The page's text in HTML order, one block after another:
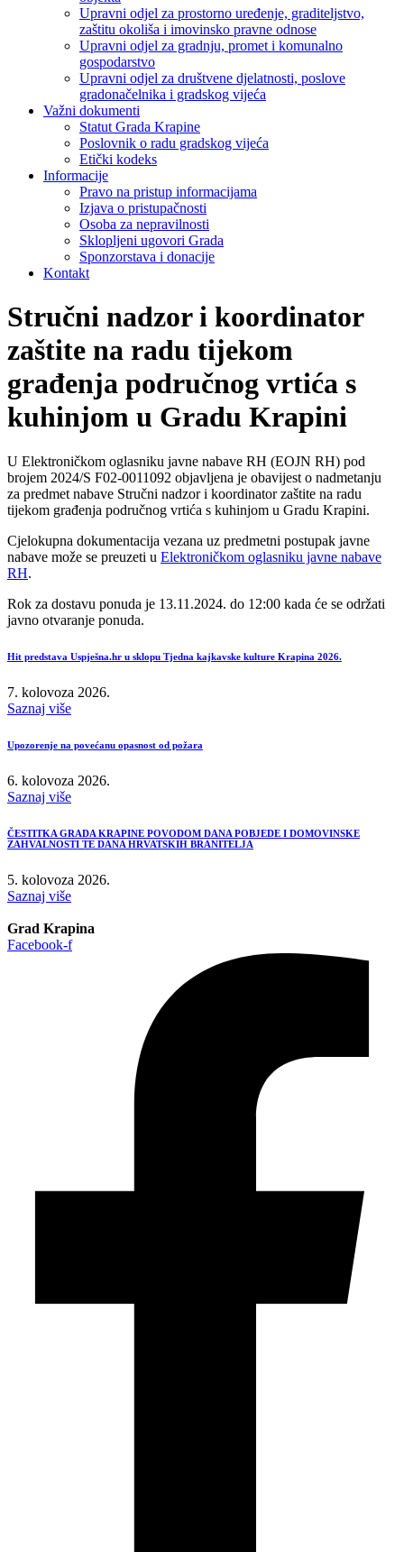
Upravni odjel za prostorno uređenje, graditeljstvo,
zaštitu okoliša i imovinsko pravne odnose
Upravni odjel za gradnju, promet i komunalno
gospodarstvo
Upravni odjel za društvene djelatnosti, poslove
gradonačelnika i gradskog vijeća
Važni dokumenti
Statut Grada Krapine
Poslovnik o radu gradskog vijeća
Etički kodeks
Informacije
Pravo na pristup informacijama
Izjava o pristupačnosti
Osoba za nepravilnosti
Sklopljeni ugovori Grada
Sponzorstava i donacije
Kontakt
Stručni nadzor i koordinator
zaštite na radu tijekom
građenja područnog vrtića s
kuhinjom u Gradu Krapini
U Elektroničkom oglasniku javne nabave RH (EOJN RH) pod
brojem 2024/S F02-0011092 objavljena je obavijest o nadmetanju
za predmet nabave Stručni nadzor i koordinator zaštite na radu
tijekom građenja područnog vrtića s kuhinjom u Gradu Krapini.
Cjelokupna dokumentacija vezana uz predmetni postupak javne
nabave može se preuzeti u Elektroničkom oglasniku javne nabave
RH.
Rok za dostavu ponuda je 13.11.2024. do 12:00 kada će se održati
javno otvaranje ponuda.
Hit predstava Uspješna.hr u sklopu Tjedna kajkavske kulture Krapina 2026.
7. kolovoza 2026.
Saznaj više
Upozorenje na povećanu opasnost od požara
6. kolovoza 2026.
Saznaj više
ČESTITKA GRADA KRAPINE POVODOM DANA POBJEDE I DOMOVINSKE
ZAHVALNOSTI TE DANA HRVATSKIH BRANITELJA
5. kolovoza 2026.
Saznaj više
Grad Krapina
Facebook-f